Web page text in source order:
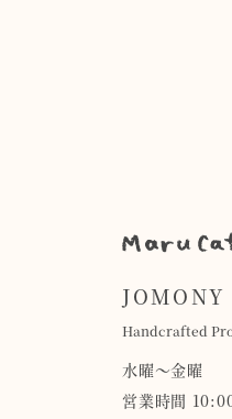
JOMONY
Handcrafted
水曜〜金曜
営業時間